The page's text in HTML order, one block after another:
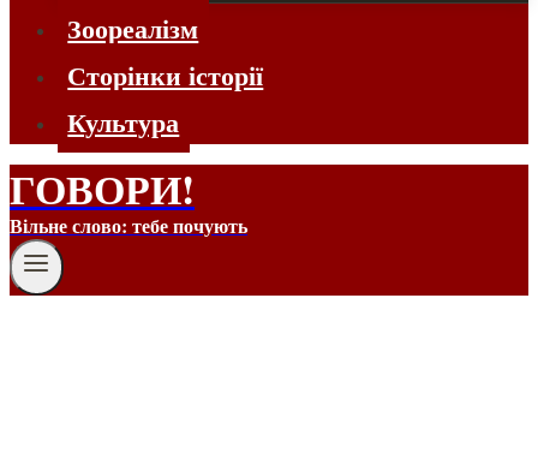
Зоореалізм
Сторінки історії
Культура
ГОВОРИ!
Вільне слово: тебе почують